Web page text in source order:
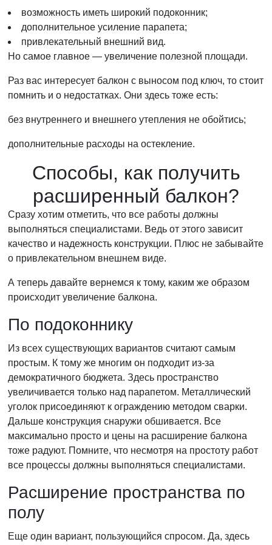
возможность иметь широкий подоконник;
дополнительное усиление парапета;
привлекательный внешний вид.
Но самое главное — увеличение полезной площади.
Раз вас интересует балкон с выносом под ключ, то стоит
помнить и о недостатках. Они здесь тоже есть:
без внутреннего и внешнего утепления не обойтись;
дополнительные расходы на остекление.
Способы, как получить
расширенный балкон?
Сразу хотим отметить, что все работы должны
выполняться специалистами. Ведь от этого зависит
качество и надежность конструкции. Плюс не забывайте
о привлекательном внешнем виде.
А теперь давайте вернемся к тому, каким же образом
происходит увеличение балкона.
По подоконнику
Из всех существующих вариантов считают самым
простым. К тому же многим он подходит из-за
демократичного бюджета. Здесь пространство
увеличивается только над парапетом. Металлический
уголок присоединяют к ограждению методом сварки.
Дальше конструкция снаружи обшивается. Все
максимально просто и цены на расширение балкона
тоже радуют. Помните, что несмотря на простоту работ
все процессы должны выполняться специалистами.
Расширение пространства по
полу
Еще один вариант, пользующийся спросом. Да, здесь